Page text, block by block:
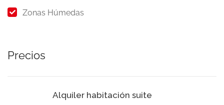
Zonas Húmedas
Precios
Alquiler habitación suite